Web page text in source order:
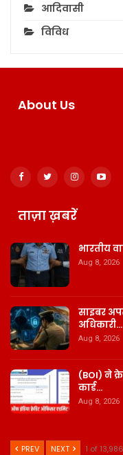
आदिवासी
विविध
About Us
ताज़ा ख़बरें
भारतीय
Aug 8, 2026
साइबर
अधिकारी…
Aug 8, 2026
(BOI) ने
कार्ड…
Aug 8, 2026
PREV NEXT 1 of 13,986